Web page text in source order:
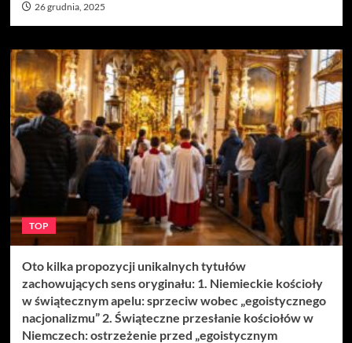
26 grudnia, 2025
TOP
Oto kilka propozycji unikalnych tytułów
zachowujących sens oryginału: 1. Niemieckie kościoły
w świątecznym apelu: sprzeciw wobec „egoistycznego
nacjonalizmu” 2. Świąteczne przesłanie kościołów w
Niemczech: ostrzeżenie przed „egoistycznym